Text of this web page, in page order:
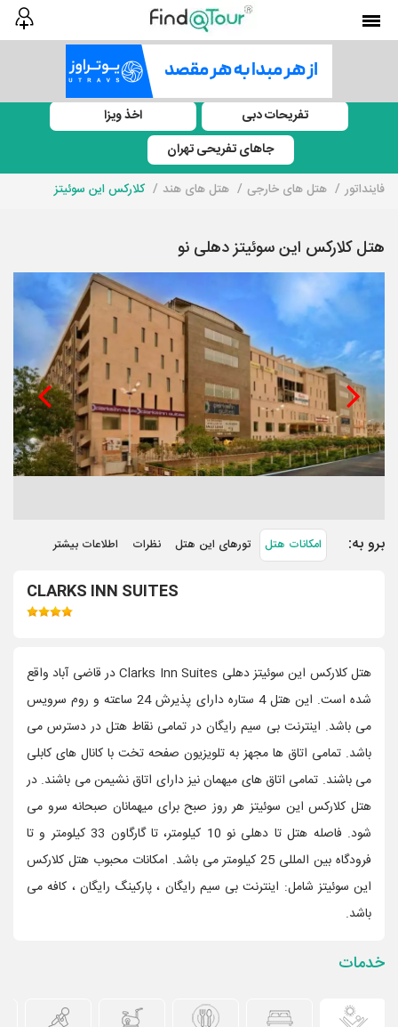
تفریحات دبی
اخذ ویزا
جاهای تفریحی تهران
فاینداتور هتل های خارجی هتل های هند کلارکس این سوئیتز
هتل کلارکس این سوئیتز دهلی نو
برو به: امکانات هتل تورهای این هتل نظرات اطلاعات بیشتر
CLARKS INN SUITES
هتل کلارکس این سوئیتز دهلی Clarks Inn Suites در قاضی آباد واقع
شده است. این هتل 4 ستاره دارای پذیرش 24 ساعته و روم سرویس
می باشد. اینترنت بی سیم رایگان در تمامی نقاط هتل در دسترس می
باشد. تمامی اتاق ها مجهز به تلویزیون صفحه تخت با کانال های کابلی
می باشند. تمامی اتاق های میهمان نیز دارای اتاق نشیمن می باشند. در
هتل کلارکس این سوئیتز هر روز صبح برای میهمانان صبحانه سرو می
شود. فاصله هتل تا دهلی نو 10 کیلومتر، تا گارگاون 33 کیلومتر و تا
فرودگاه بین المللی 25 کیلومتر می باشد. امکانات محبوب هتل کلارکس
این سوئیتز شامل: اینترنت بی سیم رایگان ، پارکینگ رایگان ، کافه می
باشد.
خدمات